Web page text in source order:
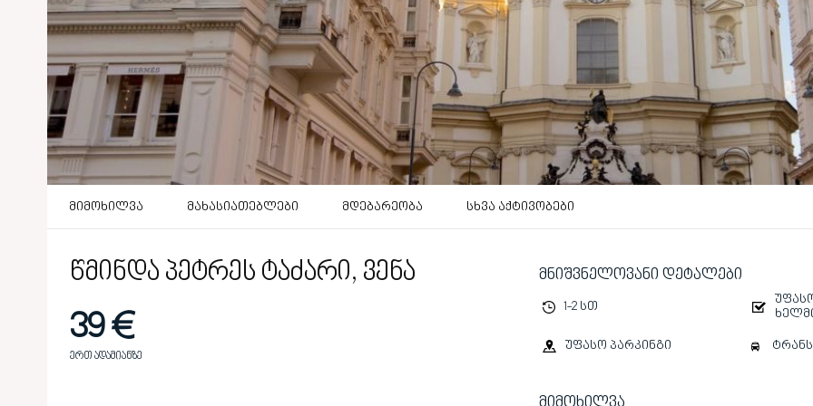
მიმოხილვა მახასიათებლები მდებარეობა სხვა აქტივობები
წმინდა პეტრეს ტაძარი, ვენა
39 €
ერთ ადამიანზე
მნიშვნელოვანი დეტალები
1-2 სთ
უფასო პარკინგი